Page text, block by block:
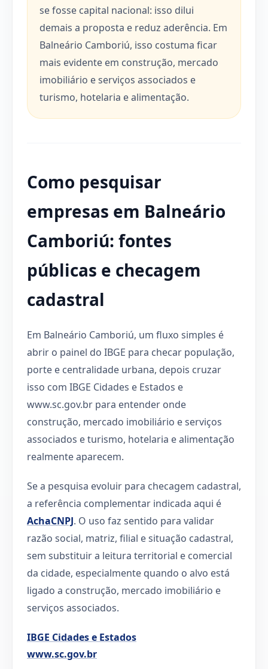
se fosse capital nacional: isso dilui
demais a proposta e reduz aderência. Em
Balneário Camboriú, isso costuma ficar
mais evidente em construção, mercado
imobiliário e serviços associados e
turismo, hotelaria e alimentação.
Como pesquisar
empresas em Balneário
Camboriú: fontes
públicas e checagem
cadastral
Em Balneário Camboriú, um fluxo simples é
abrir o painel do IBGE para checar população,
porte e centralidade urbana, depois cruzar
isso com IBGE Cidades e Estados e
www.sc.gov.br para entender onde
construção, mercado imobiliário e serviços
associados e turismo, hotelaria e alimentação
realmente aparecem.
Se a pesquisa evoluir para checagem cadastral,
a referência complementar indicada aqui é
AchaCNPJ. O uso faz sentido para validar
razão social, matriz, filial e situação cadastral,
sem substituir a leitura territorial e comercial
da cidade, especialmente quando o alvo está
ligado a construção, mercado imobiliário e
serviços associados.
IBGE Cidades e Estados
www.sc.gov.br